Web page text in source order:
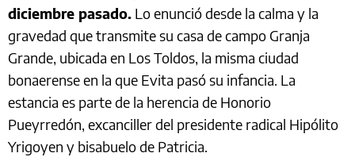
diciembre pasado. Lo enunció desde la calma y la
gravedad que transmite su casa de campo Granja
Grande, ubicada en Los Toldos, la misma ciudad
bonaerense en la que Evita pasó su infancia. La
estancia es parte de la herencia de Honorio
Pueyrredón, excanciller del presidente radical Hipólito
Yrigoyen y bisabuelo de Patricia.